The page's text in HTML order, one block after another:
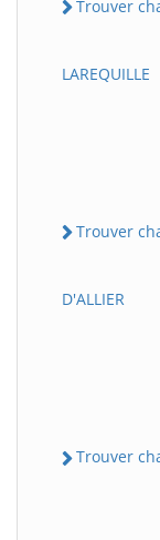
Trouver
LAREQUILLE
Trouver
D'ALLIER
Trouver